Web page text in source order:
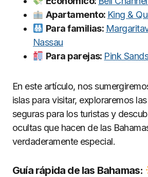
Apartamento: King &
Para familias:
Nassau
Para parejas: Pink
En este artículo, nos
islas para visitar, exploraremos
seguras para los turistas y
ocultas que hacen de las
verdaderamente especial.
Guía rápida de las Bahamas: